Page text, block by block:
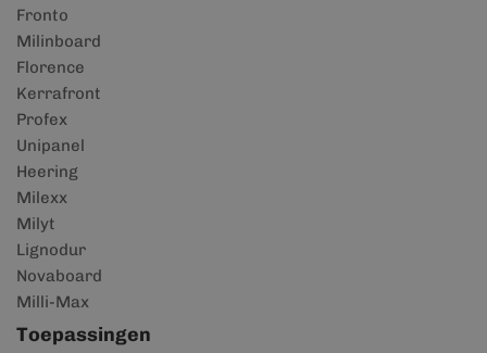
Fronto
Milinboard
Florence
Kerrafront
Profex
Unipanel
Heering
Milexx
Milyt
Lignodur
Novaboard
Milli-Max
Toepassingen